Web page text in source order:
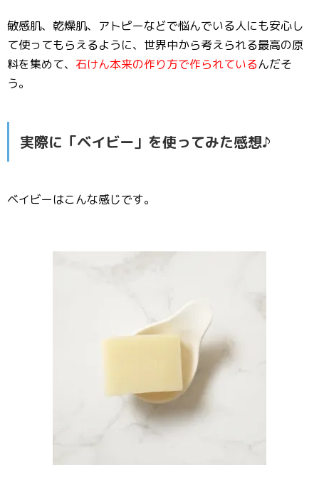
敏感肌、乾燥肌、アトピーなどで悩んでいる人にも安心し
て使ってもらえるように、世界中から考えられる最高の原
料を集めて、 石けん本来の作り方で作られているんだそ
う。
実際に「ベイビー」を使ってみた感想♪
ベイビーはこんな感じです。